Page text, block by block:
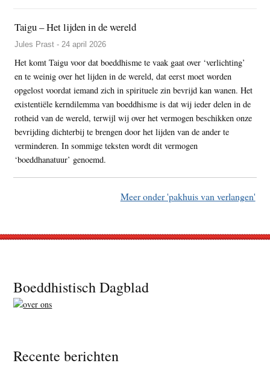
Taigu – Het lijden in de wereld
Jules Prast - 24 april 2026
Het komt Taigu voor dat boeddhisme te vaak gaat over ‘verlichting’
en te weinig over het lijden in de wereld, dat eerst moet worden
opgelost voordat iemand zich in spirituele zin bevrijd kan wanen. Het
existentiële kerndilemma van boeddhisme is dat wij ieder delen in de
rotheid van de wereld, terwijl wij over het vermogen beschikken onze
bevrijding dichterbij te brengen door het lijden van de ander te
verminderen. In sommige teksten wordt dit vermogen
‘boeddhanatuur’ genoemd.
Meer onder 'pakhuis van verlangen'
Footer
Boeddhistisch Dagblad
Recente berichten